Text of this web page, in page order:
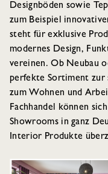
Designböden sowie
zum Beispiel
steht für exklusive
modernes Design,
vereinen. Ob Neubau
perfekte Sortiment zur
zum Wohnen und
Fachhandel können
Showrooms in ganz
Interior Produkte